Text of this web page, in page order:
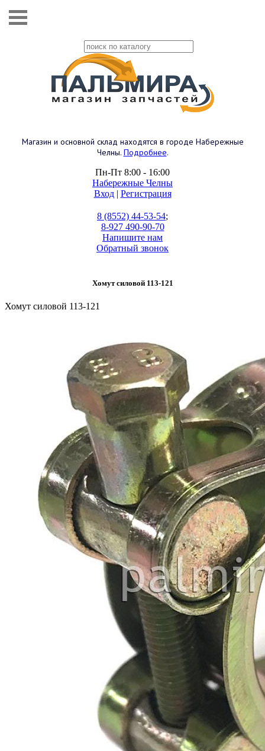
Магазин и основной склад находятся в городе Набережные
Челны. Подробнее.
Пн-Пт 8:00 - 16:00
Набережные Челны
Вход| Регистрация
8 (8552) 44-53-54;
8-927 490-90-70
Напишите нам
Обратный звонок
Хомут силовой 113-121
Хомут силовой 113-121